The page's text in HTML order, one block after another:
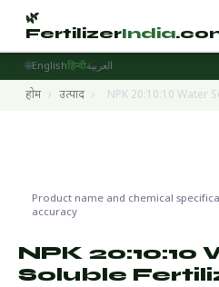
🌿
FertilizerIndia
🌐Englishहिन्दीالعربية
होम › उत्पाद › NPK 20:10:10 Water
Product name and chemical
accuracy
NPK 20:10:10
Soluble